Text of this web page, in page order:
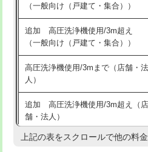
※給水管工事は20mmまでの価格
持込商品取付（混合水栓）
持込商品取付（浄水器・分岐水栓）
業）
排水管工事（追加 排水管工事/3ｍ
え）
（一般向け（戸建て・集合））
追加 高圧洗浄機使用/3m超え
（一般向け（戸建て・集合））
高圧洗浄機使用/3mまで（店舗・法
人）
追加 高圧洗浄機使用/3m超え（店
舗・法人）
高度高圧洗浄換
上記の表をスクロールで他の料